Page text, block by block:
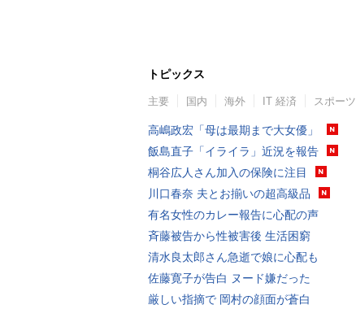
トピックス
主要 国内 海外 IT 経済 スポーツ
高嶋政宏「母は最期まで大女優」
飯島直子「イライラ」近況を報告
桐谷広人さん加入の保険に注目
川口春奈 夫とお揃いの超高級品
有名女性のカレー報告に心配の声
斉藤被告から性被害後 生活困窮
清水良太郎さん急逝で娘に心配も
佐藤寛子が告白 ヌード嫌だった
厳しい指摘で 岡村の顔面が蒼白